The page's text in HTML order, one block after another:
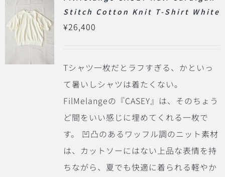
Stitch Cotton Knit T-Shirt White
¥26,400
Tシャツ一枚だとラフすぎる、かといっ
て暑いしシャツは着たくない。
FilMelangeの『CASEY』は、そのちょう
ど間をいい感じに埋めてくれる一枚で
す。 凹凸のあるワッフル調のニット素材
は、カットソーにはない上品な表情を持
ちながら、夏でも快適に着られる軽やか